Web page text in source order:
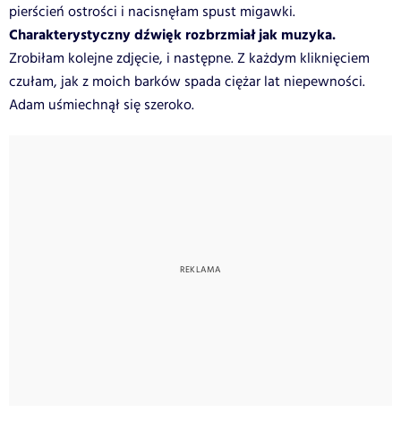
pierścień ostrości i nacisnęłam spust migawki.
Charakterystyczny dźwięk rozbrzmiał jak muzyka.
Zrobiłam kolejne zdjęcie, i następne. Z każdym kliknięciem
czułam, jak z moich barków spada ciężar lat niepewności.
Adam uśmiechnął się szeroko.